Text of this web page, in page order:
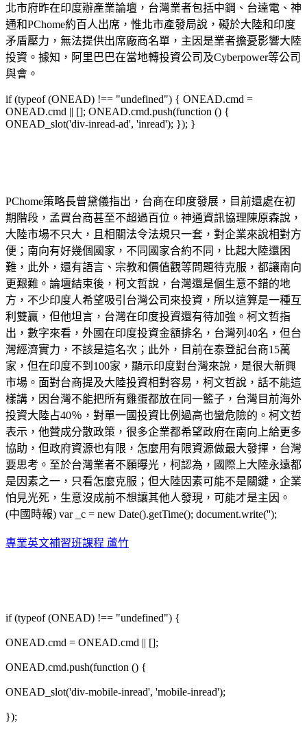
北市府昨在印度辦產業論壇，台灣業者包括中鋼、台達電、神
通和PChome約百人出席，惟北市產發局說，礙於大陸和印度
矛盾壓力，無法提供出席廠商名單，主因是業者擔憂影響大陸
投資。據知，阿里巴巴在當地轉投資公司及Cyberpower等公司
與會。
if (typeof (ONEAD) !== "undefined") { ONEAD.cmd =
ONEAD.cmd || []; ONEAD.cmd.push(function () {
ONEAD_slot('div-inread-ad', 'inread'); }); }
PChome策略長曾黛儀指出，台商在印度發展，目前還處在初
期階段，孟買台商甚至不超過百位。神通資訊協理陳原森說，
大陸市場不只大，且相關法令法規只一套，對企業來說相對方
便；南向有好幾個國家，不同國家合約不同，比起大陸還困
難，此外，還有語言、宗教和價值觀等問題待克服，都讓南向
更艱難。論壇結束後，柯文哲說，台灣還是個生意不錯的地
方，不少印度人希望吸引台灣公司來投資，所以這算是一種互
利雙贏，但他坦言，台灣在印度投資還有待加強。柯文哲指
出，數字來看，外國在印度投資金額排名，台灣列40名，但台
灣經濟實力，不該是這名次；此外，目前在泰登記台商15萬
家，但在印度不到100家，顯示印度對台灣來說，是很大新興
市場。面對台商提及大陸投資相對容易，柯文哲說，話不能這
樣講，因台灣不能把所有雞蛋都放在同一籃子，台灣目前海外
投資大陸占40％，對單一國投資比例過高也蠻危險的。柯文哲
表示，他贊成分散政策，很多企業都希望政府在南向上給更多
協助，但政府資源也有限，怎麼用有限資源做最大發揮，台灣
要思考。至於台灣業者不願曝光，柯認為，國際上大陸永遠都
是因素之一，只看怎麼克服；但大陸因素可能不是關鍵，企業
怕見光死，生意沒成前不想讓其他人發現，可能才是主因。
(中國時報) var _c = new Date().getTime(); document.write('');
專業英文補習班課程 蘆竹
if (typeof (ONEAD) !== "undefined") {
ONEAD.cmd = ONEAD.cmd || [];
ONEAD.cmd.push(function () {
ONEAD_slot('div-mobile-inread', 'mobile-inread');
});